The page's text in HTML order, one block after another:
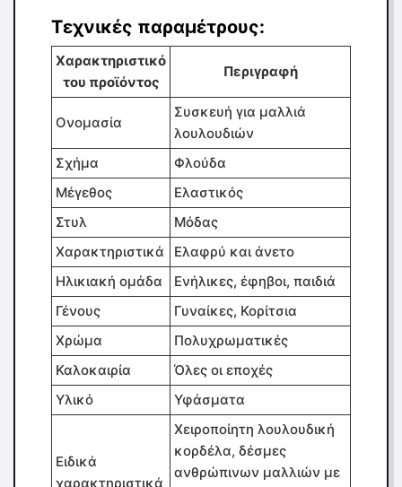
Τεχνικές παραμέτρους:
Χαρακτηριστικό
του προϊόντος
Περιγραφή
Ονομασία
Συσκευή για μαλλιά
λουλουδιών
Σχήμα
Φλούδα
Μέγεθος
Ελαστικός
Στυλ
Μόδας
Χαρακτηριστικά
Ελαφρύ και άνετο
Ηλικιακή ομάδα
Ενήλικες, έφηβοι, παιδιά
Γένους
Γυναίκες, Κορίτσια
Χρώμα
Πολυχρωματικές
Καλοκαιρία
Όλες οι εποχές
Υλικό
Υφάσματα
Ειδικά
χαρακτηριστικά
Χειροποίητη λουλουδική
κορδέλα, δέσμες
ανθρώπινων μαλλιών με